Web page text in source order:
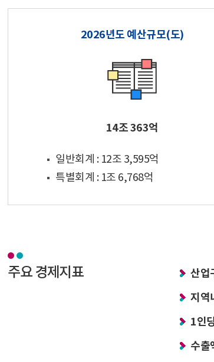
2026년도 예산규모(도)
14조 363억
일반회계 : 12조 3,595억
특별회계 : 1조 6,768억
주요 경제지표 산업
지역
1인
수출